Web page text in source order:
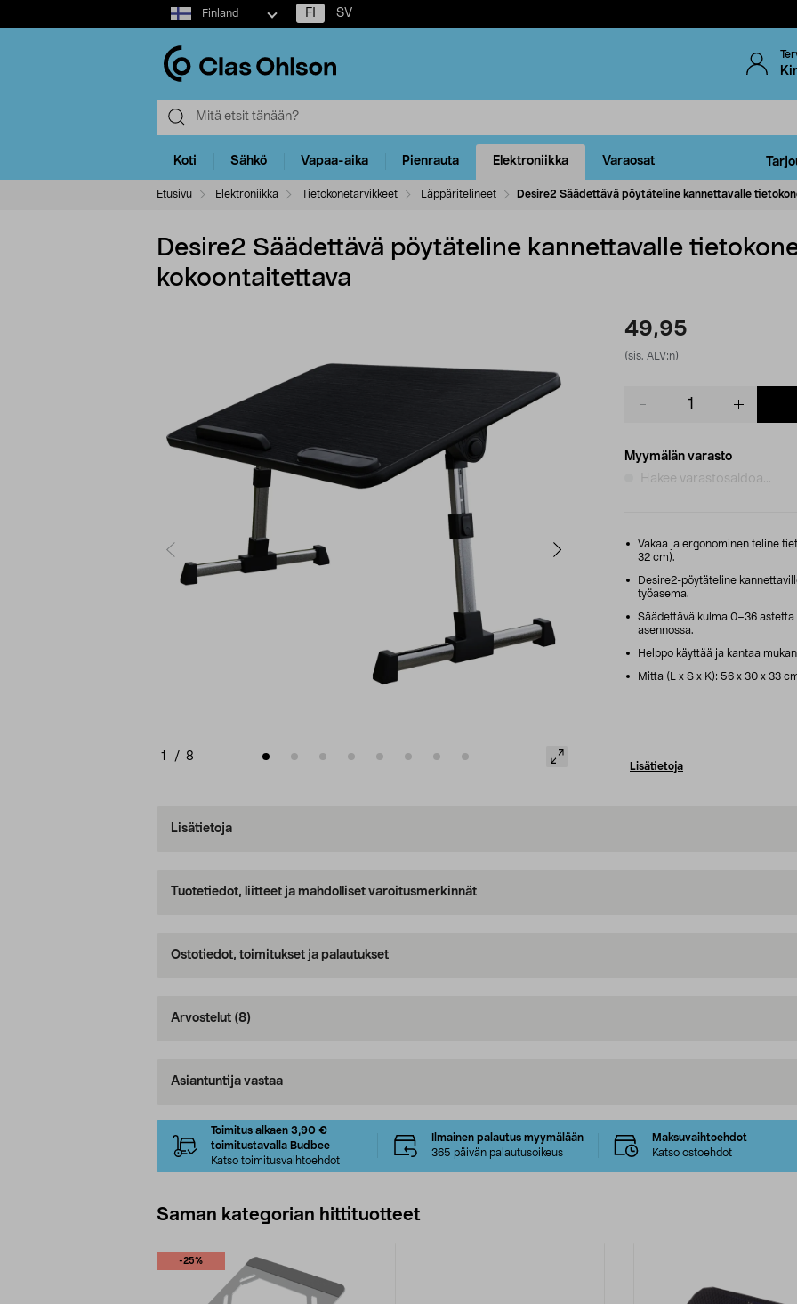
Select
market
Finland FI SV
Koti Sähkö Vapaa-aika Pienrauta Elektroniikka Varaosat
Etusivu Elektroniikka Tietokonetarvikkeet Läppäritelineet Desire2 Säädettävä pöytäteline kannettavalle
Desire2 Säädettävä pöytäteline kannettavalle
kokoontaitettava
1 / 8
49,95
(sis. ALV:n)
Myymälän varasto
Hakee varastosaldoa...
Vakaa ja ergonominen teline
32 cm).
Desire2-pöytäteline
työasema.
Säädettävä kulma 0–36
asennossa.
Helppo käyttää ja kantaa
Mitta (L x S x K): 56 x 30 x 33
Lisätietoja
Lisätietoja
Tuotetiedot, liitteet ja mahdolliset varoitusmerkinnät
Ostotiedot, toimitukset ja palautukset
Arvostelut (8)
Asiantuntija vastaa
Toimitus alkaen 3,90 €
toimitustavalla Budbee
Katso toimitusvaihtoehdot
Ilmainen palautus myymälään
365 päivän palautusoikeus
Maksuvaihtoehdot
Katso ostoehdot
Saman kategorian hittituotteet
-25%